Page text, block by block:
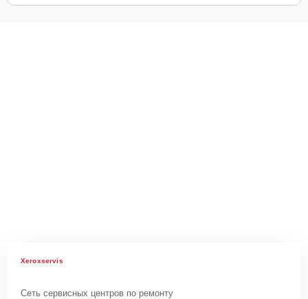
Xeroxservis
Сеть сервисных центров по ремонту